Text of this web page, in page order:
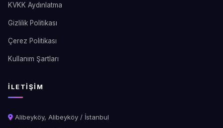
KVKK Aydınlatma
Gizlilik Politikası
Çerez Politikası
Kullanım Şartları
İLETIŞIM
Alibeyköy, Alibeyköy / İstanbul